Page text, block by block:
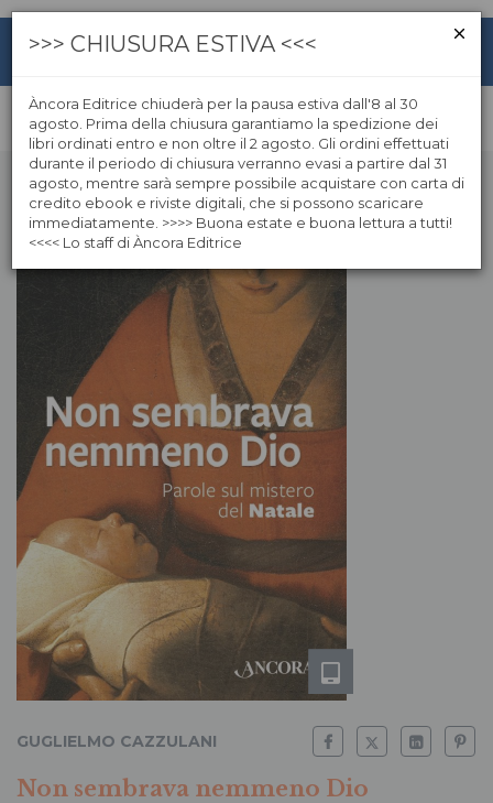
GUGLIELMO CAZZULANI
Non sembrava nemmeno Dio
>>> CHIUSURA ESTIVA <<<
Àncora Editrice chiuderà per la pausa estiva dall'8 al 30
agosto. Prima della chiusura garantiamo la spedizione dei
libri ordinati entro e non oltre il 2 agosto. Gli ordini effettuati
durante il periodo di chiusura verranno evasi a partire dal 31
agosto, mentre sarà sempre possibile acquistare con carta di
credito ebook e riviste digitali, che si possono scaricare
immediatamente. >>>> Buona estate e buona lettura a tutti!
<<<< Lo staff di Àncora Editrice